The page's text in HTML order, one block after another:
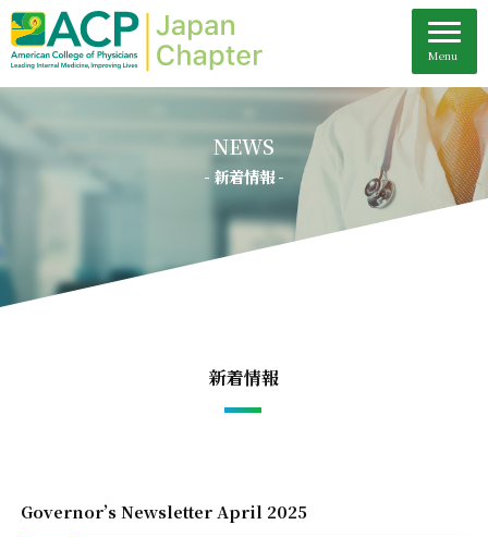
NEWS
- 新着情報 -
新着情報
Governor’s Newsletter April 2025